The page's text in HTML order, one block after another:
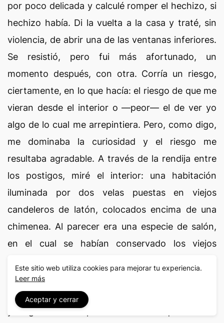
por poco delicada y calculé romper el hechizo, si
hechizo había. Di la vuelta a la casa y traté, sin
violencia, de abrir una de las ventanas inferiores.
Se resistió, pero fui más afortunado, un
momento después, con otra. Corría un riesgo,
ciertamente, en lo que hacía: el riesgo de que me
vieran desde el interior o —peor— el de ver yo
algo de lo cual me arrepintiera. Pero, como digo,
me dominaba la curiosidad y el riesgo me
resultaba agradable. A través de la rendija entre
los postigos, miré el interior: una habitación
iluminada por dos velas puestas en viejos
candeleros de latón, colocados encima de una
chimenea. Al parecer era una especie de salón,
en el cual se habían conservado los viejos
consistentes en varias sillas y sofás, algunas
mesitas de caoba y labores de niña, enmarcadas
y colgadas de las paredes. Pero aunque el salón
Este sitio web utiliza cookies para mejorar tu experiencia.
Leer más
Aceptar y cerrar